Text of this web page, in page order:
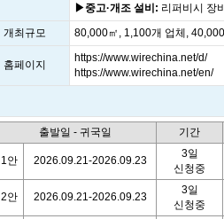
▶중고·개조 설비: 리퍼비시 장
개최규모
80,000㎡, 1,100개 업체,
홈페이지
https://www.wirechina.net/d/
https://www.wirechina.net/en/
출발일 - 귀국일 기간
1안 2026.09.21-2026.09.23
3일
신청중
2안 2026.09.21-2026.09.23
3일
신청중